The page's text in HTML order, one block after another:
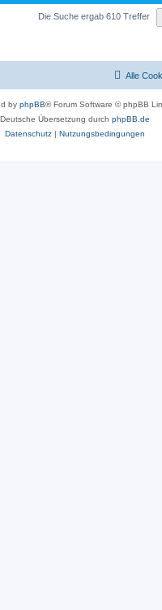
Die Suche ergab 610 Treffer
Alle
by phpBB® Forum Software © phpBB
Deutsche Übersetzung durch phpBB.de
Datenschutz | Nutzungsbedingungen